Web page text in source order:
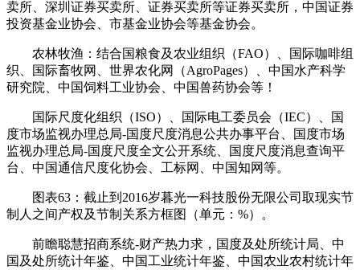
卖所、深圳证券买卖所、证券买卖所等证券买卖所，中国证券
投资基金业协会、市基金业协会等基金协会。
农林牧渔：结合国粮食及农业组织（FAO）、国际咖啡组
织、国际畜牧网、世界农化网（AgroPages）、中国水产科学
研究院、中国饲料工业协会、中国兽药协会等！
国际尺度化组织（ISO）、国际电工委员会（IEC）、国
度市场监视办理总局-国度尺度消息公共办事平台、国度市场
监视办理总局-国度尺度全文公开系统、国度尺度消息查询平
台、中国通信尺度化协会、工标网、中国知网等。
图表63：截止到2016岁暮光一科技股份无限公司取现实节
制人之间产权及节制关系方框图（单元：%）。
前瞻聪慧招商系统-财产热力求，国度及处所统计局、中
国及处所统计年鉴、中国工业统计年鉴、中国农业农村统计年